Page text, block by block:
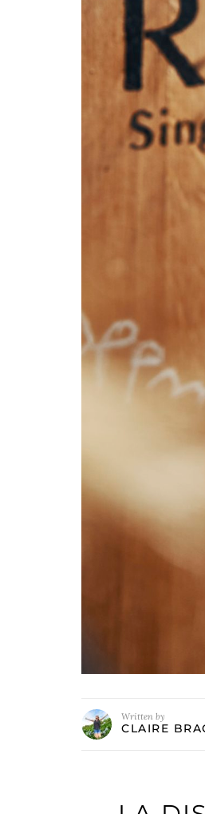
Written by
CLAIRE